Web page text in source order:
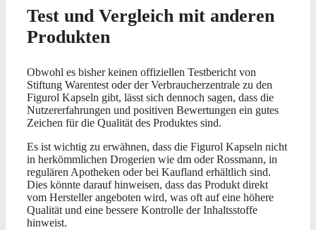
Test und Vergleich mit anderen
Produkten
Obwohl es bisher keinen offiziellen Testbericht von
Stiftung Warentest oder der Verbraucherzentrale zu den
Figurol Kapseln gibt, lässt sich dennoch sagen, dass die
Nutzererfahrungen und positiven Bewertungen ein gutes
Zeichen für die Qualität des Produktes sind.
Es ist wichtig zu erwähnen, dass die Figurol Kapseln nicht
in herkömmlichen Drogerien wie dm oder Rossmann, in
regulären Apotheken oder bei Kaufland erhältlich sind.
Dies könnte darauf hinweisen, dass das Produkt direkt
vom Hersteller angeboten wird, was oft auf eine höhere
Qualität und eine bessere Kontrolle der Inhaltsstoffe
hinweist.